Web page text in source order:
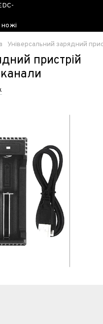
Універсальний зарядний
пристрій